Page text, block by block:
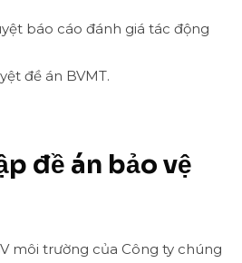
báo cáo đánh giá tác động
đề án BVMT.
đề án bảo vệ
môi trường của Công ty chúng